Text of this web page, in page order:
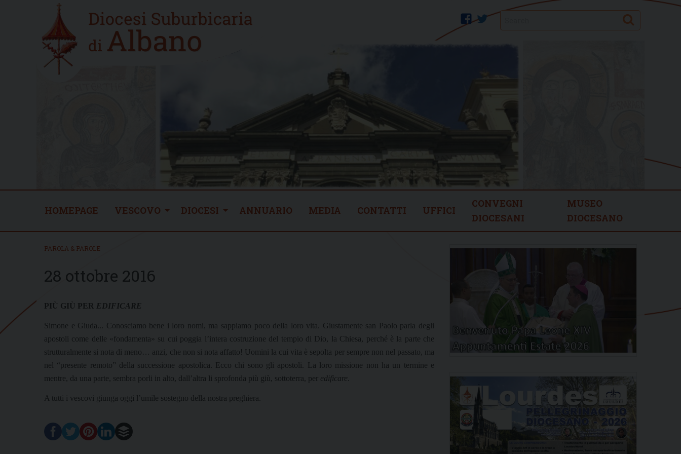
Home
new
twitter
facebook Search
HOMEPAGE VESCOVO DIOCESI ANNUARIO MEDIA CONTATTI UFFICI
CONVEGNI
DIOCESANI
MUSEO
DIOCESANO
PAROLA & PAROLE
28 ottobre 2016
PIÙ GIÙ PER EDIFICARE
Simone e Giuda... Conosciamo bene i loro nomi, ma sappiamo poco della loro vita. Giustamente san Paolo parla degli
apostoli come delle «fondamenta» su cui poggia l’intera costruzione del tempio di Dio, la Chiesa, perché è la parte che
strutturalmente si nota di meno… anzi, che non si nota affatto! Uomini la cui vita è sepolta per sempre non nel passato, ma
nel “presente remoto” della successione apostolica. Ecco chi sono gli apostoli. La loro missione non ha un termine e
mentre, da una parte, sembra porli in alto, dall’altra li sprofonda più giù, sottoterra, per edificare
A tutti i vescovi giunga oggi l’umile sostegno della nostra preghiera.